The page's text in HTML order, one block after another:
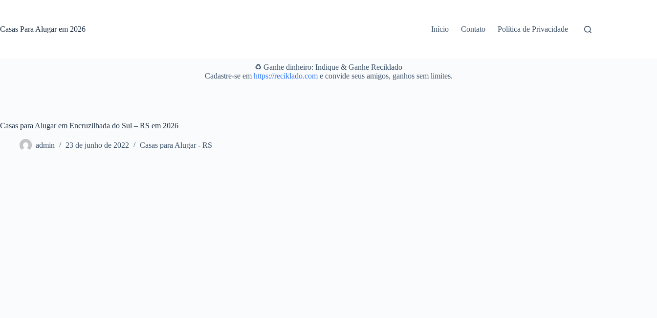
conteúdo
Casas Para Alugar em 2026 Início Contato Política de Privacidade
♻️ Ganhe dinheiro: Indique & Ganhe Reciklado
Cadastre-se em https://reciklado.come convide seus amigos, ganhos sem limites.
Casas para Alugar em Encruzilhada do Sul – RS em 2026
admin 23 de junho de 2022 Casas para Alugar - RS